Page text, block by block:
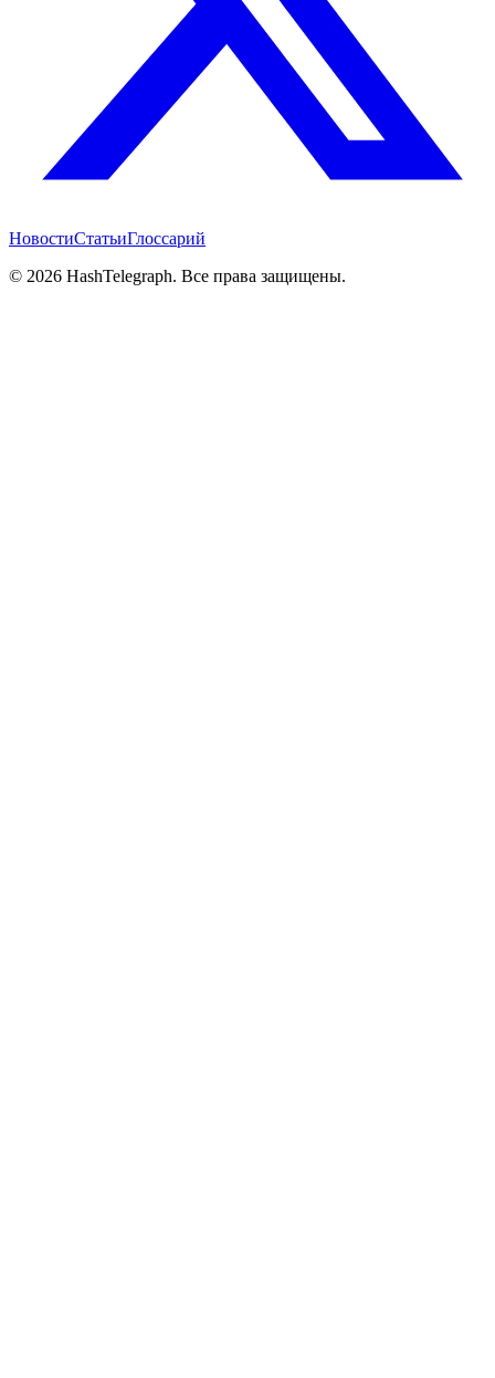
НовостиСтатьиГлоссарий
© 2026 HashTelegraph. Все права защищены.